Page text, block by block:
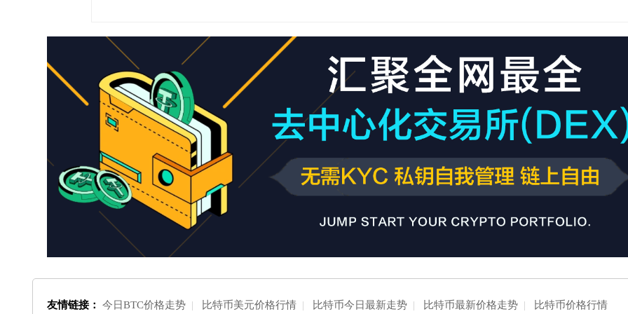
友情链接： 今日BTC价格走势 | 比特币美元价格行情 | 比特币今日最新走势 | 比特币最新价格走势 | 比特币价格行情